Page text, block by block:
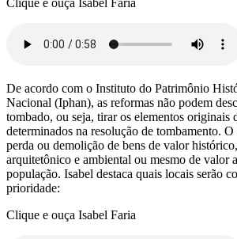
De acordo com o Instituto do Patrimônio
Nacional (Iphan), as reformas não podem
tombado, ou seja, tirar os elementos originais
determinados na resolução de tombamento.
perda ou demolição de bens de valor
arquitetônico e ambiental ou mesmo de valor
população. Isabel destaca quais locais serão
prioridade:
Clique e ouça Isabel Faria